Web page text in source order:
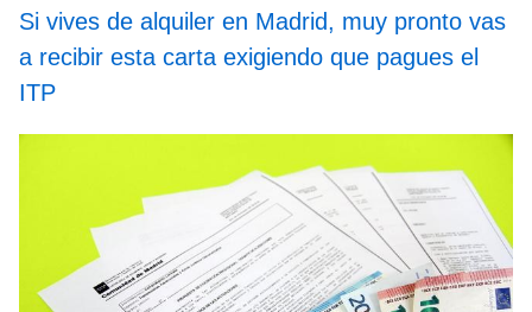
Si vives de alquiler en Madrid, muy pronto vas
a recibir esta carta exigiendo que pagues el
ITP